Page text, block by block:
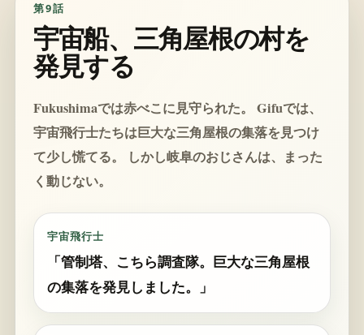
第9話
宇宙船、三角屋根の村を
発見する
Fukushimaでは赤べこに見守られた。 Gifuでは、
宇宙飛行士たちは巨大な三角屋根の集落を見つけ
て少し慌てる。 しかし岐阜のおじさんは、まった
く動じない。
宇宙飛行士
「管制塔、こちら調査隊。巨大な三角屋根
の集落を発見しました。」